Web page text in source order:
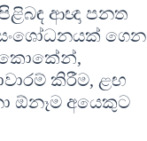
ආඥා පනත
සංශෝධනයක් ගෙන
කොකේන්,
කිරීම, ළඟ
ඕනෑම අයෙකුට